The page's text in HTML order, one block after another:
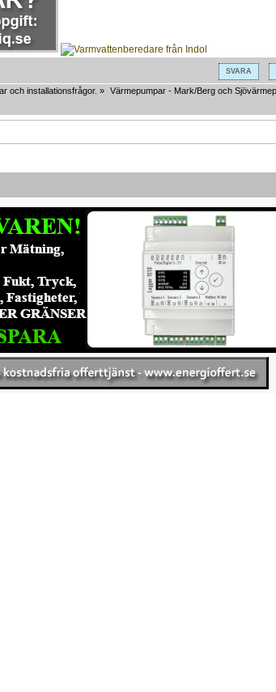
SVARA
och installationsfrågor. » Värmepumpar - Mark/Berg och